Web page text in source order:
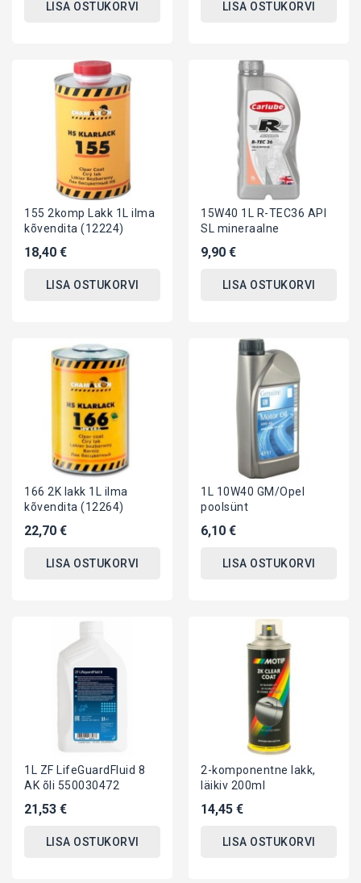
LISA OSTUKORVI LISA OSTUKORVI
155 2komp Lakk 1L ilma
kõvendita (12224)
18,40 €
LISA OSTUKORVI
15W40 1L R-TEC36 API
SL mineraalne
9,90 €
LISA OSTUKORVI
166 2K lakk 1L ilma
kõvendita (12264)
22,70 €
LISA OSTUKORVI
1L 10W40 GM/Opel
poolsünt
6,10 €
LISA OSTUKORVI
1L ZF LifeGuardFluid 8
AK õli 550030472
21,53 €
LISA OSTUKORVI
2-komponentne lakk,
läikiv 200ml
14,45 €
LISA OSTUKORVI